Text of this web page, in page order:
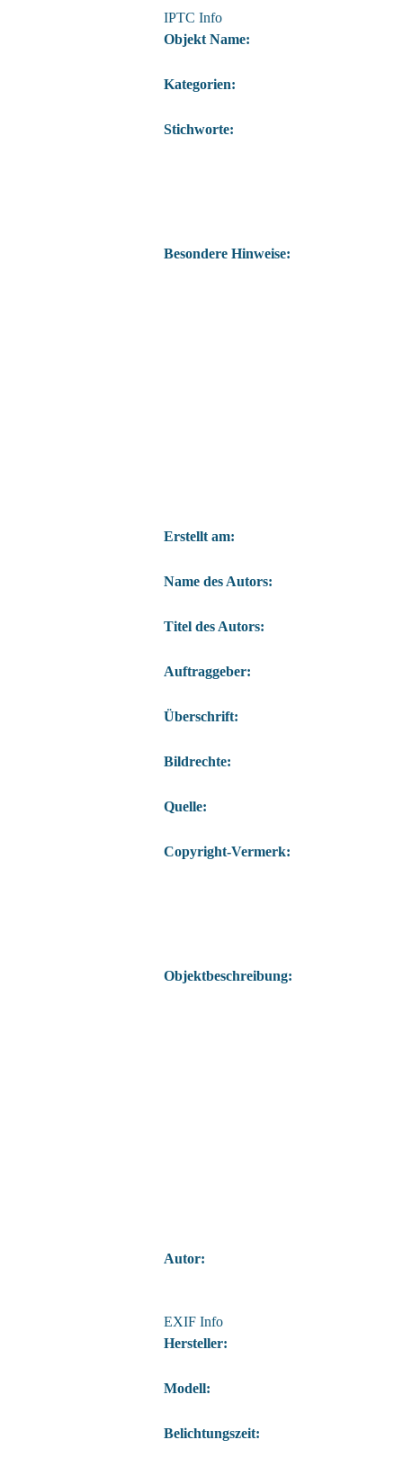
IPTC Info
Objekt Name:
Kategorien:
Stichworte:
Besondere Hinweise:
Erstellt am:
Name des Autors:
Titel des Autors:
Auftraggeber:
Überschrift:
Bildrechte:
Quelle:
Copyright-Vermerk:
Objektbeschreibung:
Autor:
EXIF Info
Hersteller:
Modell:
Belichtungszeit: